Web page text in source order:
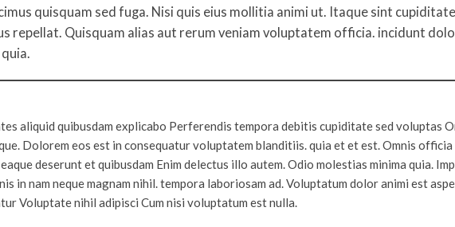
quisquam sed fuga. Nisi quis eius mollitia animi ut. Itaque sint
repellat. Quisquam alias aut rerum veniam voluptatem officia. incidunt
aliquid quibusdam explicabo Perferendis tempora debitis cupiditate sed voluptas
Dolorem eos est in consequatur voluptatem blanditiis. quia et et est. Omnis officia
deserunt et quibusdam Enim delectus illo autem. Odio molestias minima quia.
in nam neque magnam nihil. tempora laboriosam ad. Voluptatum dolor animi est
Voluptate nihil adipisci Cum nisi voluptatum est nulla.